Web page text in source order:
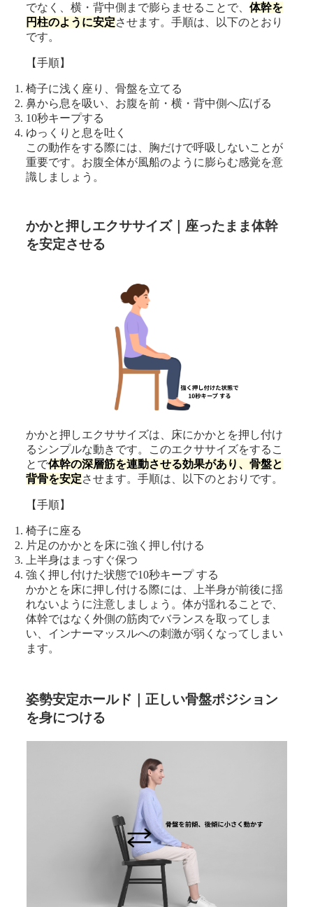
でなく、横・背中側まで膨らませることで、体幹を
円柱のように安定させます。手順は、以下のとおり
です。
【手順】
椅子に浅く座り、骨盤を立てる
鼻から息を吸い、お腹を前・横・背中側へ広げる
10秒キープする
ゆっくりと息を吐く
この動作をする際には、胸だけで呼吸しないことが
重要です。お腹全体が風船のように膨らむ感覚を意
識しましょう。
かかと押しエクササイズ｜座ったまま体幹
を安定させる
かかと押しエクササイズは、床にかかとを押し付け
るシンプルな動きです。このエクササイズをするこ
とで体幹の深層筋を連動させる効果があり、骨盤と
背骨を安定させます。手順は、以下のとおりです。
【手順】
椅子に座る
片足のかかとを床に強く押し付ける
上半身はまっすぐ保つ
強く押し付けた状態で10秒キープ する
かかとを床に押し付ける際には、上半身が前後に揺
れないように注意しましょう。体が揺れることで、
体幹ではなく外側の筋肉でバランスを取ってしま
い、インナーマッスルへの刺激が弱くなってしまい
ます。
姿勢安定ホールド｜正しい骨盤ポジション
を身につける